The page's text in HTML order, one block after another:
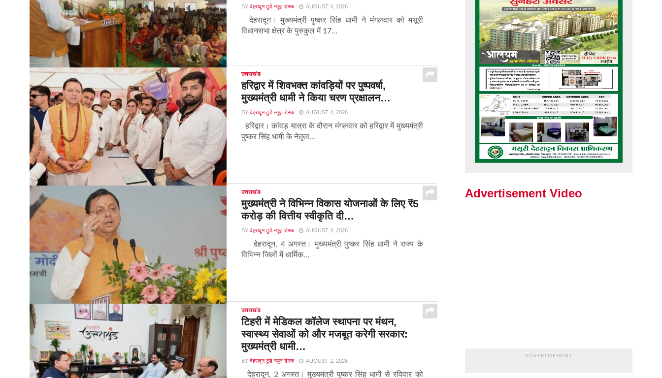
BY देहरादून टुडे न्यूज़ डेस्क AUGUST 4, 2026
देहरादून। मुख्यमंत्री पुष्कर सिंह धामी ने मंगलवार को मसूरी
विधानसभा क्षेत्र के पुरुकुल में 17...
उत्तराखंड
हरिद्वार में शिवभक्त कांवड़ियों पर पुष्पवर्षा,
मुख्यमंत्री धामी ने किया चरण प्रक्षालन…
BY देहरादून टुडे न्यूज़ डेस्क AUGUST 4, 2026
हरिद्वार। कांवड़ यात्रा के दौरान मंगलवार को हरिद्वार में मुख्यमंत्री
पुष्कर सिंह धामी के नेतृत्व...
उत्तराखंड
मुख्यमंत्री ने विभिन्न विकास योजनाओं के लिए ₹5
करोड़ की वित्तीय स्वीकृति दी…
BY देहरादून टुडे न्यूज़ डेस्क AUGUST 4, 2026
देहरादून, 4 अगस्त। मुख्यमंत्री पुष्कर सिंह धामी ने राज्य के
विभिन्न जिलों में धार्मिक...
उत्तराखंड
टिहरी में मेडिकल कॉलेज स्थापना पर मंथन,
स्वास्थ्य सेवाओं को और मजबूत करेगी सरकार:
मुख्यमंत्री धामी…
BY देहरादून टुडे न्यूज़ डेस्क AUGUST 2, 2026
देहरादून, 2 अगस्त। मुख्यमंत्री पुष्कर सिंह धामी से रविवार को
Advertisement Video
ADVERTISEMENT